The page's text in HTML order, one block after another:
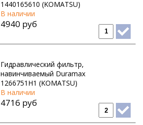
1440165610 (KOMATSU)
В наличии
4940 руб
Гидравлический фильтр,
навинчиваемый Duramax
1266751H1 (KOMATSU)
В наличии
4716 руб